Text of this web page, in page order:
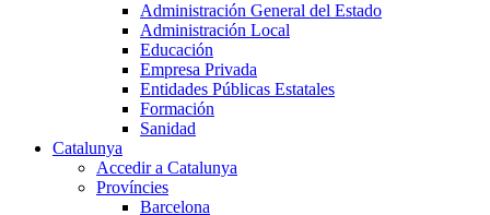
Administración General del Estado
Administración Local
Educación
Empresa Privada
Entidades Públicas Estatales
Formación
Sanidad
Catalunya
Accedir a Catalunya
Províncies
Barcelona